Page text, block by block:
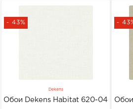
- 43%
Dekens
Обои Dekens Habitat 620-04
-